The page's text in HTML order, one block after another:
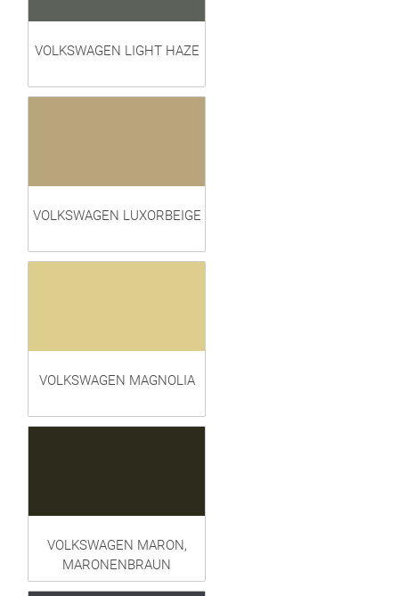
VOLKSWAGEN LIGHT HAZE
VOLKSWAGEN LUXORBEIGE
VOLKSWAGEN MAGNOLIA
VOLKSWAGEN MARON,
MARONENBRAUN